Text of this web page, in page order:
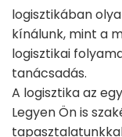
logisztikában
kínálunk, mint a
logisztikai
tanácsadás.
A logisztika az
Legyen Ön is